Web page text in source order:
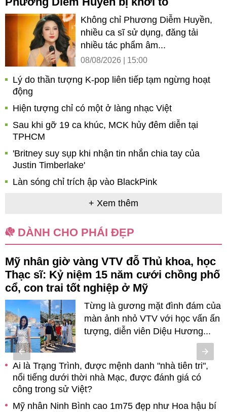
Không chỉ Phương Diễm Huyền,
nhiều ca sĩ sử dụng, đăng tải
nhiều tác phẩm âm...
08/08/2026 | 15:00
Lý do thần tượng K-pop liên tiếp tạm ngừng hoạt
động
Hiện tượng chỉ có một ở làng nhạc Việt
Sau khi gỡ 19 ca khúc, MCK hủy đêm diễn tại
TPHCM
'Britney suy sụp khi nhận tin nhắn chia tay của
Justin Timberlake'
Làn sóng chỉ trích ập vào BlackPink
+ Xem thêm
DÀNH CHO PHÁI ĐẸP
Mỹ nhân giờ vàng VTV đỗ Thủ khoa, học
Thạc sĩ: Kỷ niệm 15 năm cưới chồng phố
cổ, con trai tốt nghiệp ở Mỹ
Từng là gương mặt đình đám của
màn ảnh nhỏ VTV với học vấn ấn
tượng, diễn viên Diệu Hương...
Ai là Trạng Trình, được mệnh danh "nhà tiên tri",
nổi tiếng dưới thời nhà Mạc, được đánh giá có
công trong sử Việt?
Mỹ nhân Ninh Bình cao 1m75 đẹp như Hoa hậu bí